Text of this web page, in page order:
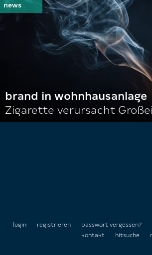
brand in wohnhausanlage
Zigarette verursacht
login registrieren passwort vergessen?
kontakt
hitsuche